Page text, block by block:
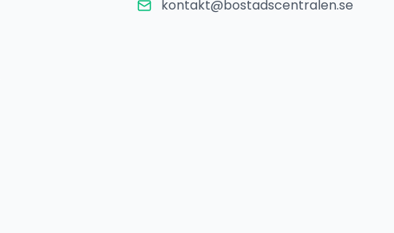
kontakt@bostadscentralen.se